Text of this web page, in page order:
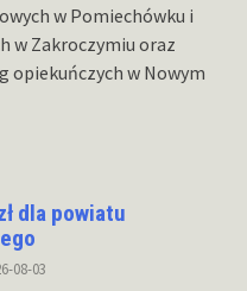
w Pomiechówku i
w Zakroczymiu oraz
opiekuńczych w Nowym
dla powiatu
08-03